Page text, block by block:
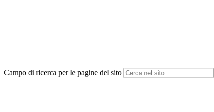
Campo di ricerca per le pagine del sito